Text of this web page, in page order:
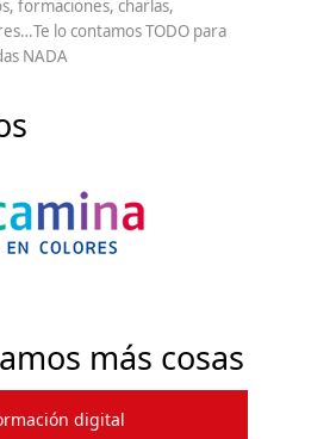
formaciones, charlas,
lo contamos TODO para
NADA
más cosas
digital